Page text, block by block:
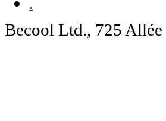
Becool Ltd., 725 Allée